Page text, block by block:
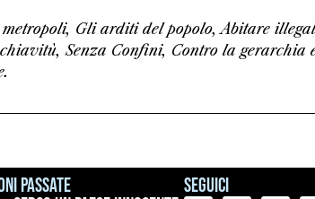
Gli arditi del popolo, Abitare
Senza Confini, Contro la gerarchia
passate
Seguici